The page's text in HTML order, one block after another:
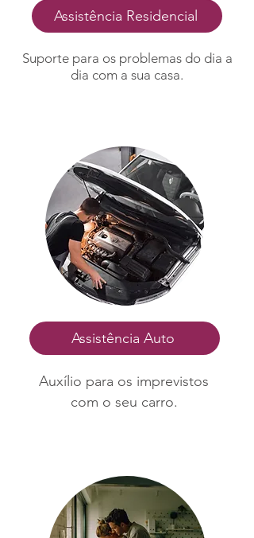
Assistência Residencial
Suporte para os problemas do dia a
dia com a sua casa.
Assistência Auto
Auxílio para os imprevistos
com o seu carro.